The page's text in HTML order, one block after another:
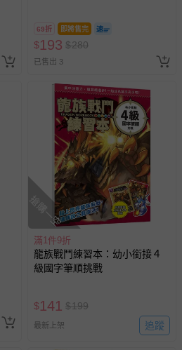
69折 即將售完
$193 $280
已售出 3
搶購一空
滿1件9折
龍族戰鬥練習本：幼小銜接４
級國字筆順挑戰
$141 $199
最新上架 追蹤